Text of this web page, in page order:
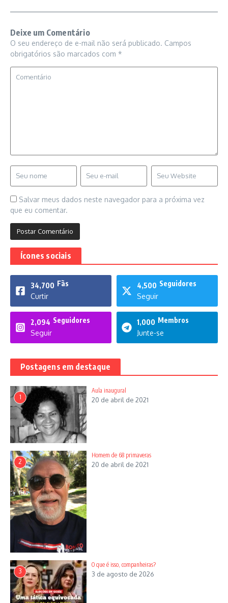
Deixe um Comentário
O seu endereço de e-mail não será publicado. Campos
obrigatórios são marcados com *
Salvar meus dados neste navegador para a próxima vez
que eu comentar.
Ícones sociais
34,700 Fãs
Curtir
4,500 Seguidores
Seguir
2,094 Seguidores
Seguir
1,000 Membros
Junte-se
Postagens em destaque
1
Aula inaugural
20 de abril de 2021
2
Homem de 68 primaveras
20 de abril de 2021
3
O que é isso, companheiras?
3 de agosto de 2026